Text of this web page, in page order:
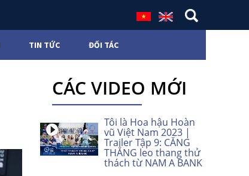
TIN TỨC ĐỐI TÁC
CÁC VIDEO MỚI
Tôi là Hoa hậu Hoàn
vũ Việt Nam 2023 |
Trailer Tập 9: CĂNG
THẲNG leo thang thử
thách từ NAM A BANK